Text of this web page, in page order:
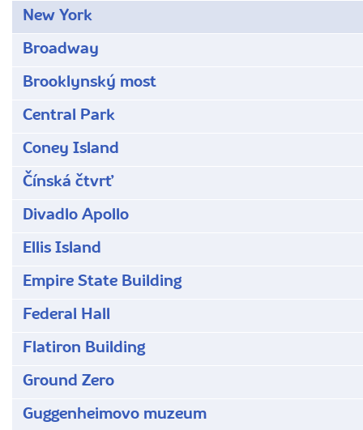
New York
Broadway
Brooklynský most
Central Park
Coney Island
Čínská čtvrť
Divadlo Apollo
Ellis Island
Empire State Building
Federal Hall
Flatiron Building
Ground Zero
Guggenheimovo muzeum